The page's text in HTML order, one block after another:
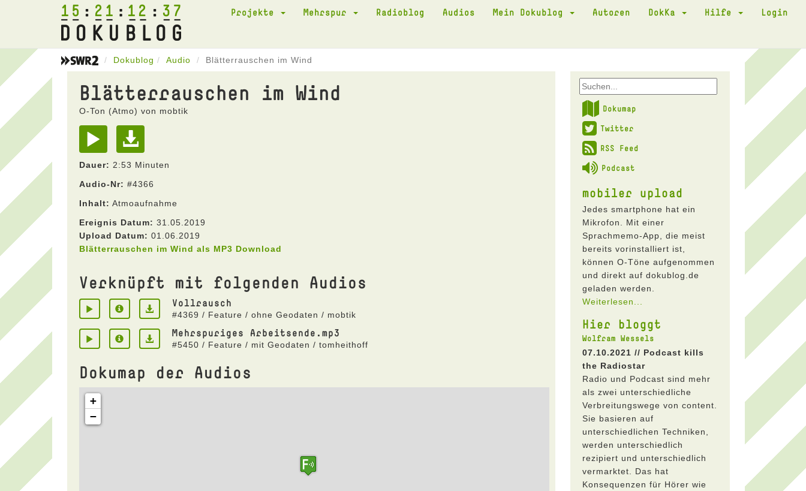
15 21 12 37 Projekte Mehrspur Radioblog Audios Mein Dokublog Autoren DokKa Hilfe Login
Dokublog Audio Blätterrauschen im Wind
Blätterrauschen im Wind
O-Ton (Atmo) von mobtik
Dauer: 2:53 Minuten
Audio-Nr: #4366
Inhalt: Atmoaufnahme
Ereignis Datum: 31.05.2019
Upload Datum: 01.06.2019
Blätterrauschen im Wind als MP3 Download
Verknüpft mit folgenden Audios
Vollrausch
#4369 / Feature / ohne Geodaten / mobtik
Mehrspuriges Arbeitsende.mp3
#5450 / Feature / mit Geodaten / tomheithoff
Dokumap der Audios
Dokumap
Twitter
RSS Feed
Podcast
mobiler upload
Jedes smartphone hat ein
Mikrofon. Mit einer
Sprachmemo-App, die meist
bereits vorinstalliert ist,
können O-Töne aufgenommen
und direkt auf dokublog.de
geladen werden.
Weiterlesen...
Hier bloggt
Wolfram Wessels
07.10.2021 // Podcast kills
the Radiostar
Radio und Podcast sind mehr
als zwei unterschiedliche
Verbreitungswege von content.
Sie basieren auf
unterschiedlichen Techniken,
werden unterschiedlich
rezipiert und unterschiedlich
vermarktet. Das hat
Konsequenzen für Hörer wie